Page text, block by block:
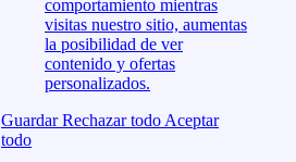
comportamiento mientras
visitas nuestro sitio, aumentas
la posibilidad de ver
contenido y ofertas
personalizados.
GuardarRechazar todo Aceptar
todo